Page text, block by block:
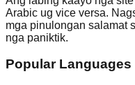
Arabic ug vice versa.
mga pinulongan salamat
nga paniktik.
Popular Languages